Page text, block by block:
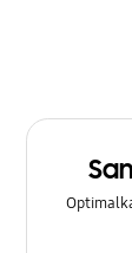
Samsung